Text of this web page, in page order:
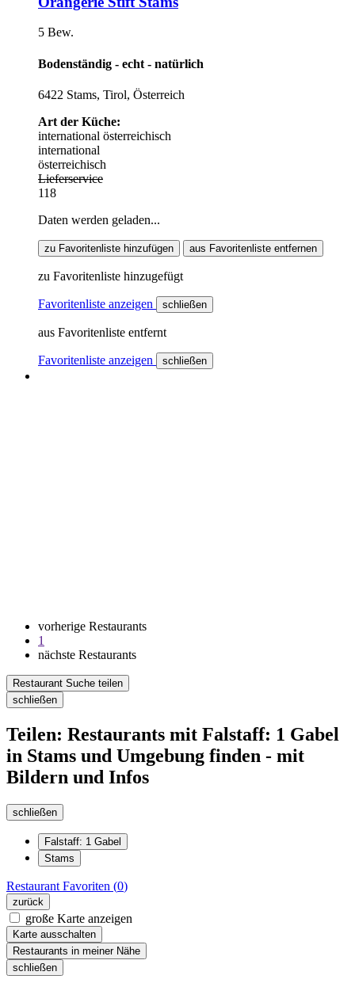
5 Bew.
Bodenständig - echt - natürlich
6422 Stams, Tirol, Österreich
Art der Küche:
international österreichisch
international
österreichisch
Lieferservice
118
Daten werden geladen...
zu Favoritenliste hinzufügen aus Favoritenliste entfernen
zu Favoritenliste hinzugefügt
Favoritenliste anzeigen schließen
aus Favoritenliste entfernt
Favoritenliste anzeigen schließen
vorherige Restaurants
1
nächste Restaurants
Restaurant Suche teilen
schließen
Teilen: Restaurants mit Falstaff: 1 Gabel
in Stams und Umgebung finden - mit
Bildern und Infos
schließen
Falstaff: 1 Gabel
Stams
Restaurant Favoriten (0)
zurück
große Karte anzeigen
Karte ausschalten
Restaurants in meiner Nähe
schließen